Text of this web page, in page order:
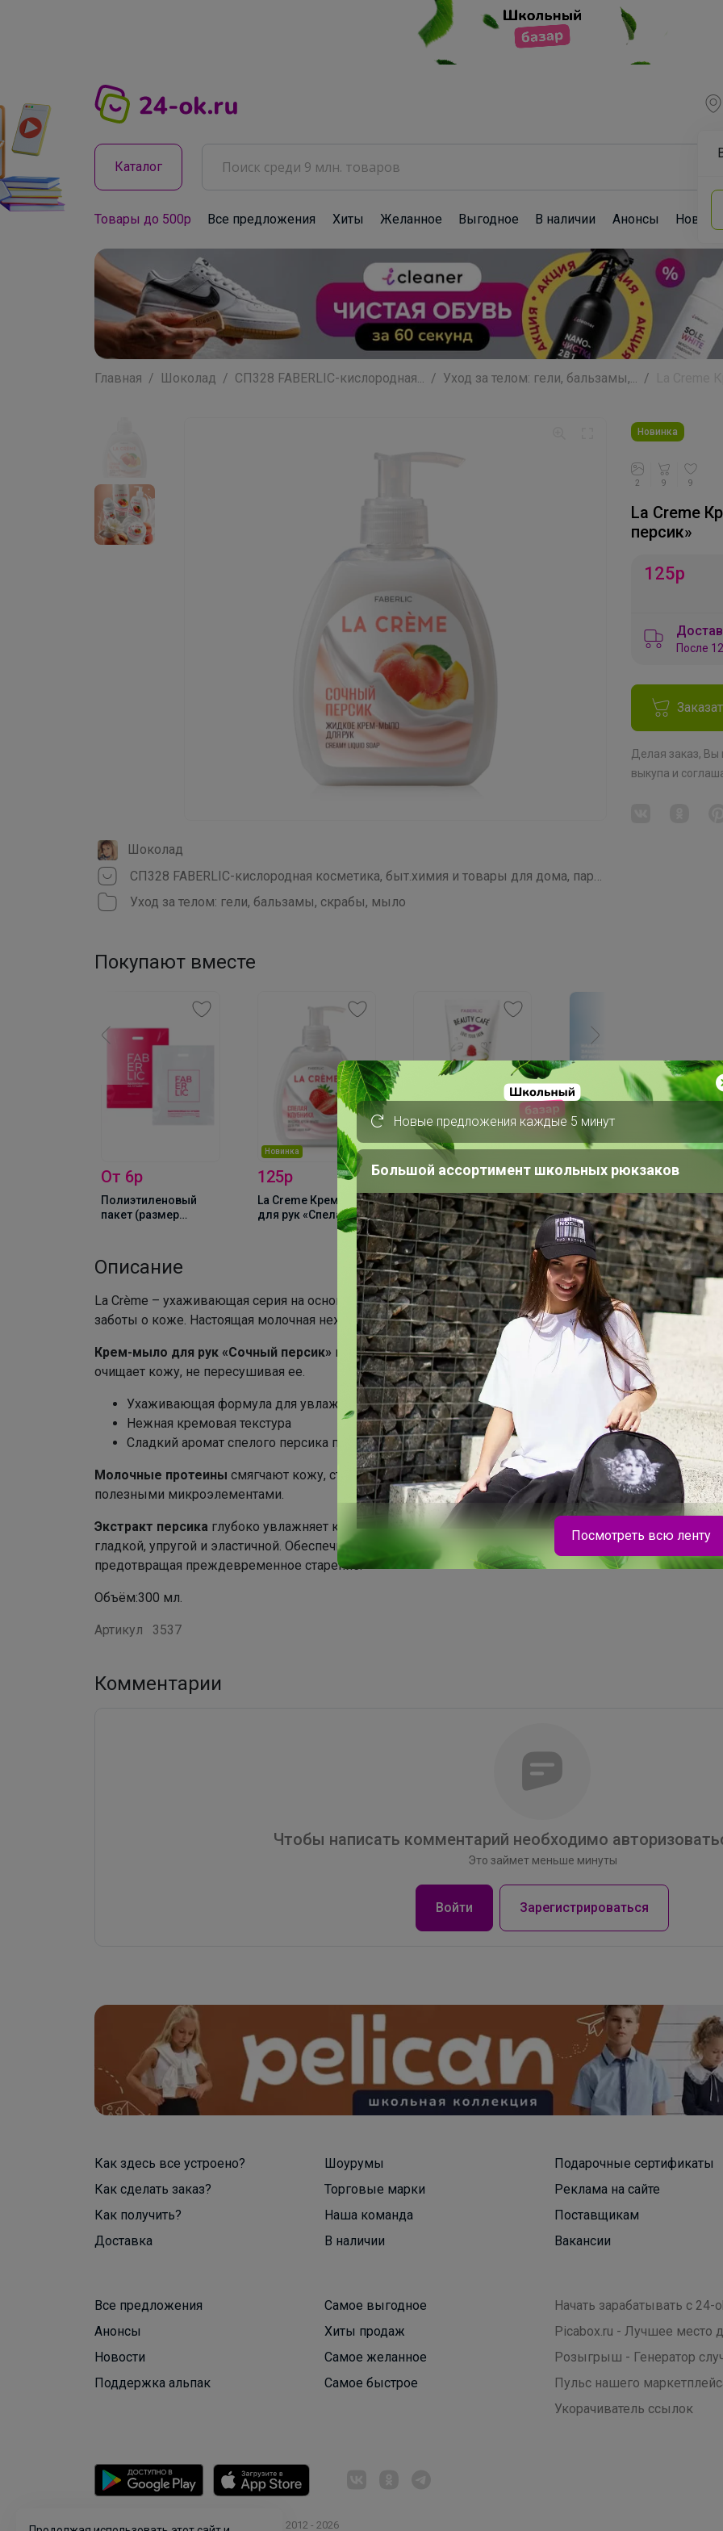
Каталог
Товары до 500р Все предложения Хиты Желанное Выгодное В наличии Анонсы Новости
Главная Шоколад СП328 FABERLIC-кислородная... Уход за телом: гели, бальзамы,...
Шоколад
СП328 FABERLIC-кислородная косметика, быт.химия и товары для дома, парфюмерия
Уход за телом: гели, бальзамы, скрабы, мыло
Покупают вместе
От 6р
Полиэтиленовый
пакет (размер
Новинка
125р
La Creme Крем-мыло
для рук «Спелая
Скидка
75р
Beauty Cafe
Питательный крем
для рук «Малиновый
мильфей»
Новинка
75р
Zima Бальзам для
губ
Описание
La Crème – ухаживающая серия на основе молочных протеинов для бережной
заботы о коже. Настоящая молочная нежность!
Крем-мыло для рук «Сочный персик» мягко устраняет загрязнения и деликатно
очищает кожу, не пересушивая ее.
Ухаживающая формула для увлажнения и питания кожи
Нежная кремовая текстура
Сладкий аромат спелого персика поднимает настроение и заряжает энергией
Молочные протеины смягчают кожу, стимулируют ее обновление и насыщают
полезными микроэлементами.
Экстракт персика глубоко увлажняет кожу, выравнивает ее тон, делает более
гладкой, упругой и эластичной. Обеспечивает антиоксидантный эффект,
предотвращая преждевременное старение.
Объём:300 мл.
Артикул 3537
Новинка
2 9 9
La Creme
персик»
125р
После
Делая заказ, Вы
выкупа и
Комментарии
Чтобы написать комментарий необходимо
Это займет меньше минуты
Войти Зарегистрироваться
Как здесь все устроено?
Как сделать заказ?
Как получить?
Доставка
Шоурумы
Торговые марки
Наша команда
В наличии
Подарочные сертификаты
Реклама на сайте
Поставщикам
Вакансии
Все предложения
Анонсы
Новости
Поддержка альпак
Самое выгодное
Хиты продаж
Самое желанное
Самое быстрое
Начать зарабатывать с 24-
Picabox.ru - Лучшее место
Розыгрыш - Генератор
Пульс нашего
Укорачиватель ссылок
© ООО "Лявита", ОГРН 1122468054070, 2012 - 2026
Новые предложения каждые 5 минут
Большой ассортимент школьных рюкзаков
Носки для детей и подростков от 22 рублей за
Посмотреть всю ленту